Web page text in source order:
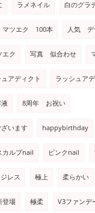
ラメネイル 白のグラ
マツエク 100本 人気 デ
ク 写真 似合わせ
アディクト ラッシュア
8周年 お祝い
います happybirthday
カルプnail ピンクnail
レス 極上 柔らかい
登場 極柔 V3ファンデ